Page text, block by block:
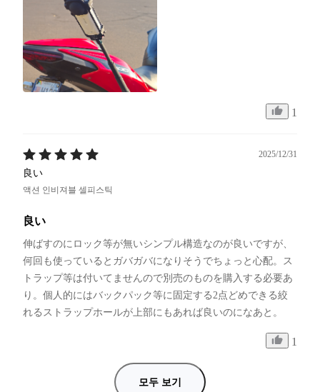
1
2025/12/31
良い
액션 인비져블 셀피스틱
良い
伸ばすのにロック等が無いシンプル構造なのが良いですが、
何回も使っているとガバガバになりそうでちょっと心配。ス
トラップ等は付いてませんので別売のものを購入する必要あ
り。個人的にはバックパック等に固定する2点どめできる絞
れるストラップホールが上部にもあれば良いのになあと。
1
모두 보기